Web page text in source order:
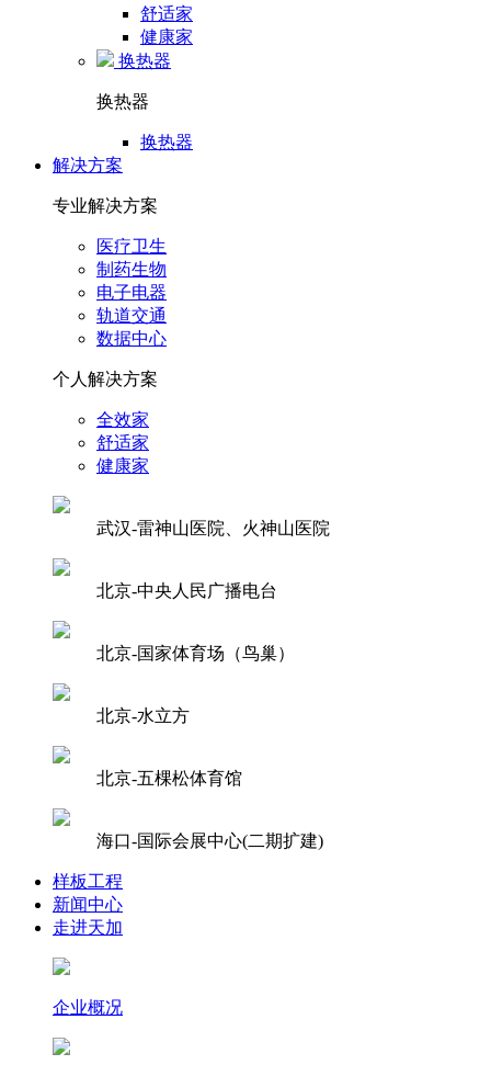
舒适家
健康家
换热器
换热器
换热器
解决方案
专业解决方案
医疗卫生
制药生物
电子电器
轨道交通
数据中心
个人解决方案
全效家
舒适家
健康家
武汉-雷神山医院、火神山医院
北京-中央人民广播电台
北京-国家体育场（鸟巢）
北京-水立方
北京-五棵松体育馆
海口-国际会展中心(二期扩建)
样板工程
新闻中心
走进天加
企业概况